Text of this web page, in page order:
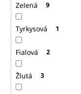
Zelená 9
Tyrkysová 1
Fialová 2
Žlutá 3